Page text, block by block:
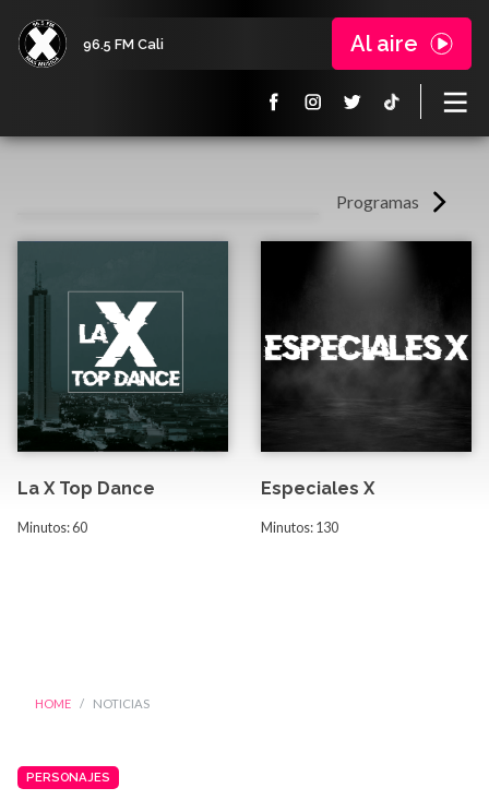
96.5 FM Cali Al aire
Programas
La X Top Dance
Minutos: 60
Especiales X
Minutos: 130
HOME NOTICIAS
PERSONAJES